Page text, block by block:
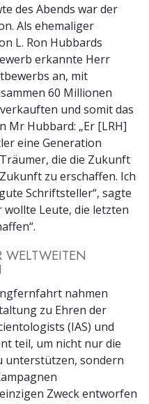
des Abends war der
Als ehemaliger
L. Ron Hubbards
erkannte Herr
an, mit
60 Millionen
und somit das
Mr Hubbard: „Er [LRH]
eine Generation
die die Zukunft
zu erschaffen. Ich
Schriftsteller“, sagte
wollte Leute, die letzten
WELTWEITEN
nahmen
zu Ehren der
(IAS) und
teil, um nicht nur die
unterstützen, sondern
Zweck entworfen